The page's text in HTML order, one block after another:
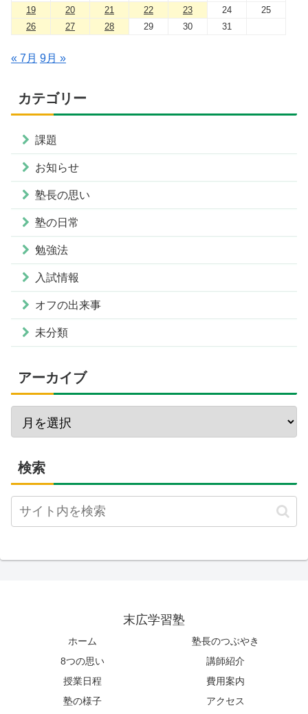
19
20 21 22 23 24
25
26
27 28 29 30 31
« 7月 9月 »
カテゴリー
課題
お知らせ
塾長の思い
塾の日常
勉強法
入試情報
オフの出来事
未分類
アーカイブ
検索
末広学習塾
ホーム
塾長のつぶやき
8つの思い
講師紹介
授業日程
費用案内
塾の様子
アクセス